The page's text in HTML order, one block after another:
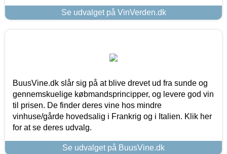
Se udvalget på VinVerden.dk
BuusVine.dk slår sig på at blive drevet ud fra sunde og
gennemskuelige købmandsprincipper, og levere god vin
til prisen. De finder deres vine hos mindre
vinhuse/gårde hovedsalig i Frankrig og i Italien. Klik her
for at se deres udvalg.
Se udvalget på BuusVine.dk